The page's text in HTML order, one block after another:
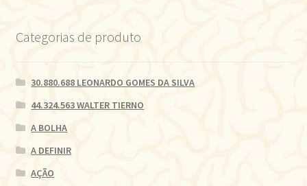
Categorias de produto
30.880.688 LEONARDO GOMES DA SILVA
44.324.563 WALTER TIERNO
A BOLHA
A DEFINIR
AÇÃO